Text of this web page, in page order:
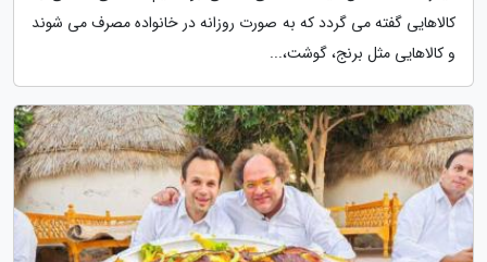
کالاهایی گفته می گردد که به صورت روزانه در خانواده مصرف می شوند
و کالاهایی مثل برنج، گوشت،...